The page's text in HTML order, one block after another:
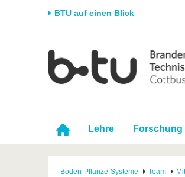
BTU auf einen Blick
Universität
Karriere & Engagement
Partnerschaften &
Strukturwandel
Forschung
Förderung
Nachwuchs
Lehre Forschung
Boden-Pflanze-Systeme Team